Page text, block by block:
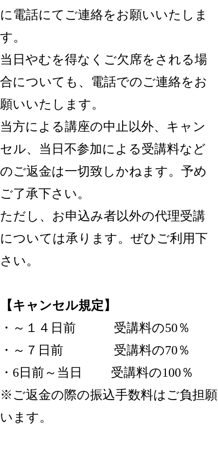
に電話にてご連絡をお願いいたしま
す。
当日やむを得なくご欠席をされる場
合についても、電話でのご連絡をお
願いいたします。
当方による講座の中止以外、キャン
セル、当日不参加による受講料など
のご返金は一切致しかねます。予め
ご了承下さい。
ただし、お申込み者以外の代理受講
については承ります。ぜひご利用下
さい。
【キャンセル規定】
・～１４日前 受講料の50％
・～７日前 受講料の70％
・6日前～当日 受講料の100％
※ご返金の際の振込手数料はご負担願
います。